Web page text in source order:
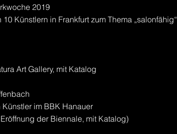
2019
Künstlern in Frankfurt zum Thema „salonfähig“
Art Gallery, mit Katalog
im BBK Hanauer
der Biennale, mit Katalog)